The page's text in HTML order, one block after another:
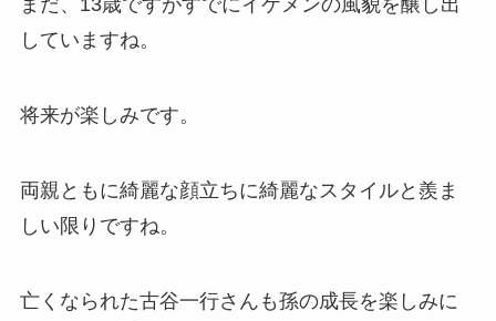
まだ、13歳ですがすでにイケメンの風貌を醸し出
していますね。
将来が楽しみです。
両親ともに綺麗な顔立ちに綺麗なスタイルと羨ま
しい限りですね。
亡くなられた古谷一行さんも孫の成長を楽しみに